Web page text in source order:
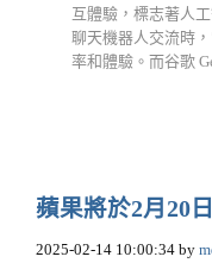
互體驗，標志著人
聊天機器人交流時
率和體驗。而谷歌
蘋果將於2月20
2025-02-14 10:00:34 by